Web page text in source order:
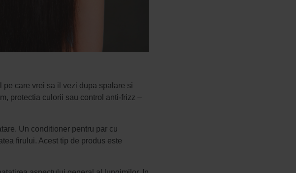
care vrei sa il vezi dupa spalare si
protectia culorii sau control anti-frizz –
Un conditioner pentru par cu
firului. Acest tip de produs este